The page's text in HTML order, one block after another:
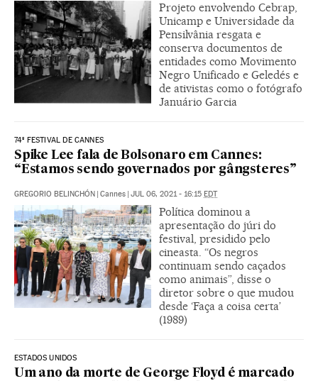
Projeto envolvendo Cebrap,
Unicamp e Universidade da
Pensilvânia resgata e
conserva documentos de
entidades como Movimento
Negro Unificado e Geledés e
de ativistas como o fotógrafo
Januário Garcia
74º FESTIVAL DE CANNES
Spike Lee fala de Bolsonaro em Cannes:
“Estamos sendo governados por gângsteres”
GREGORIO BELINCHÓN Cannes JUL 06, 2021 - 16:15 EDT
Política dominou a
apresentação do júri do
festival, presidido pelo
cineasta. “Os negros
continuam sendo caçados
como animais”, disse o
diretor sobre o que mudou
desde ‘Faça a coisa certa’
(1989)
ESTADOS UNIDOS
Um ano da morte de George Floyd é marcado